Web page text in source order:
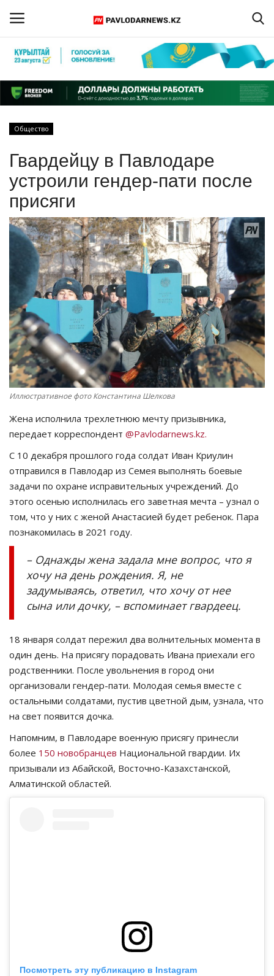
Регистрация
Главная
ПАВЛОДАРСКАЯ ОБЛАСТЬ
КАЗАХСТАН
МИР
СПЕЦПРОЕКТЫ
СПОРТ
Чек-лист
РАЗВЛЕЧЕНИЯ
OFFICIAL
Курултай
Язык
Қазақша Русский
Общество
Гвардейцу в Павлодаре
устроили гендер-пати после
присяги
Иллюстративное фото Константина Шелкова
Жена исполнила трехлетнюю мечту призывника,
передает корреспондент @Pavlodarnews.kz.
С 10 декабря прошлого года солдат Иван Криулин
отправился в Павлодар из Семея выполнять боевые
задачи по охране исправительных учреждений. До
этого осенью исполнилась его заветная мечта – узнал о
том, что у них с женой Анастасией будет ребенок. Пара
познакомилась в 2021 году.
– Однажды жена задала мне вопрос, что я
хочу на день рождения. Я, не
задумываясь, ответил, что хочу от нее
сына или дочку, – вспоминает гвардеец.
18 января солдат пережил два волнительных момента в
один день. На присягу порадовать Ивана приехали его
родственники. После увольнения в город они
организовали гендер-пати. Молодая семья вместе с
остальными солдатами, пустив цветной дым, узнала, что
на свет появится дочка.
Напомним, в Павлодаре военную присягу принесли
более 150 новобранцев Национальной гвардии. Их
призывали из Абайской, Восточно-Казахстанской,
Алматинской областей.
Посмотреть эту публикацию в Instagram